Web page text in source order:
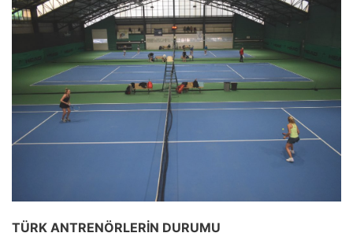
TÜRK ANTRENÖRLERİN DURUMU